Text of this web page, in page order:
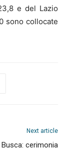
e del Lazio
sono collocate
Next article
cerimonia